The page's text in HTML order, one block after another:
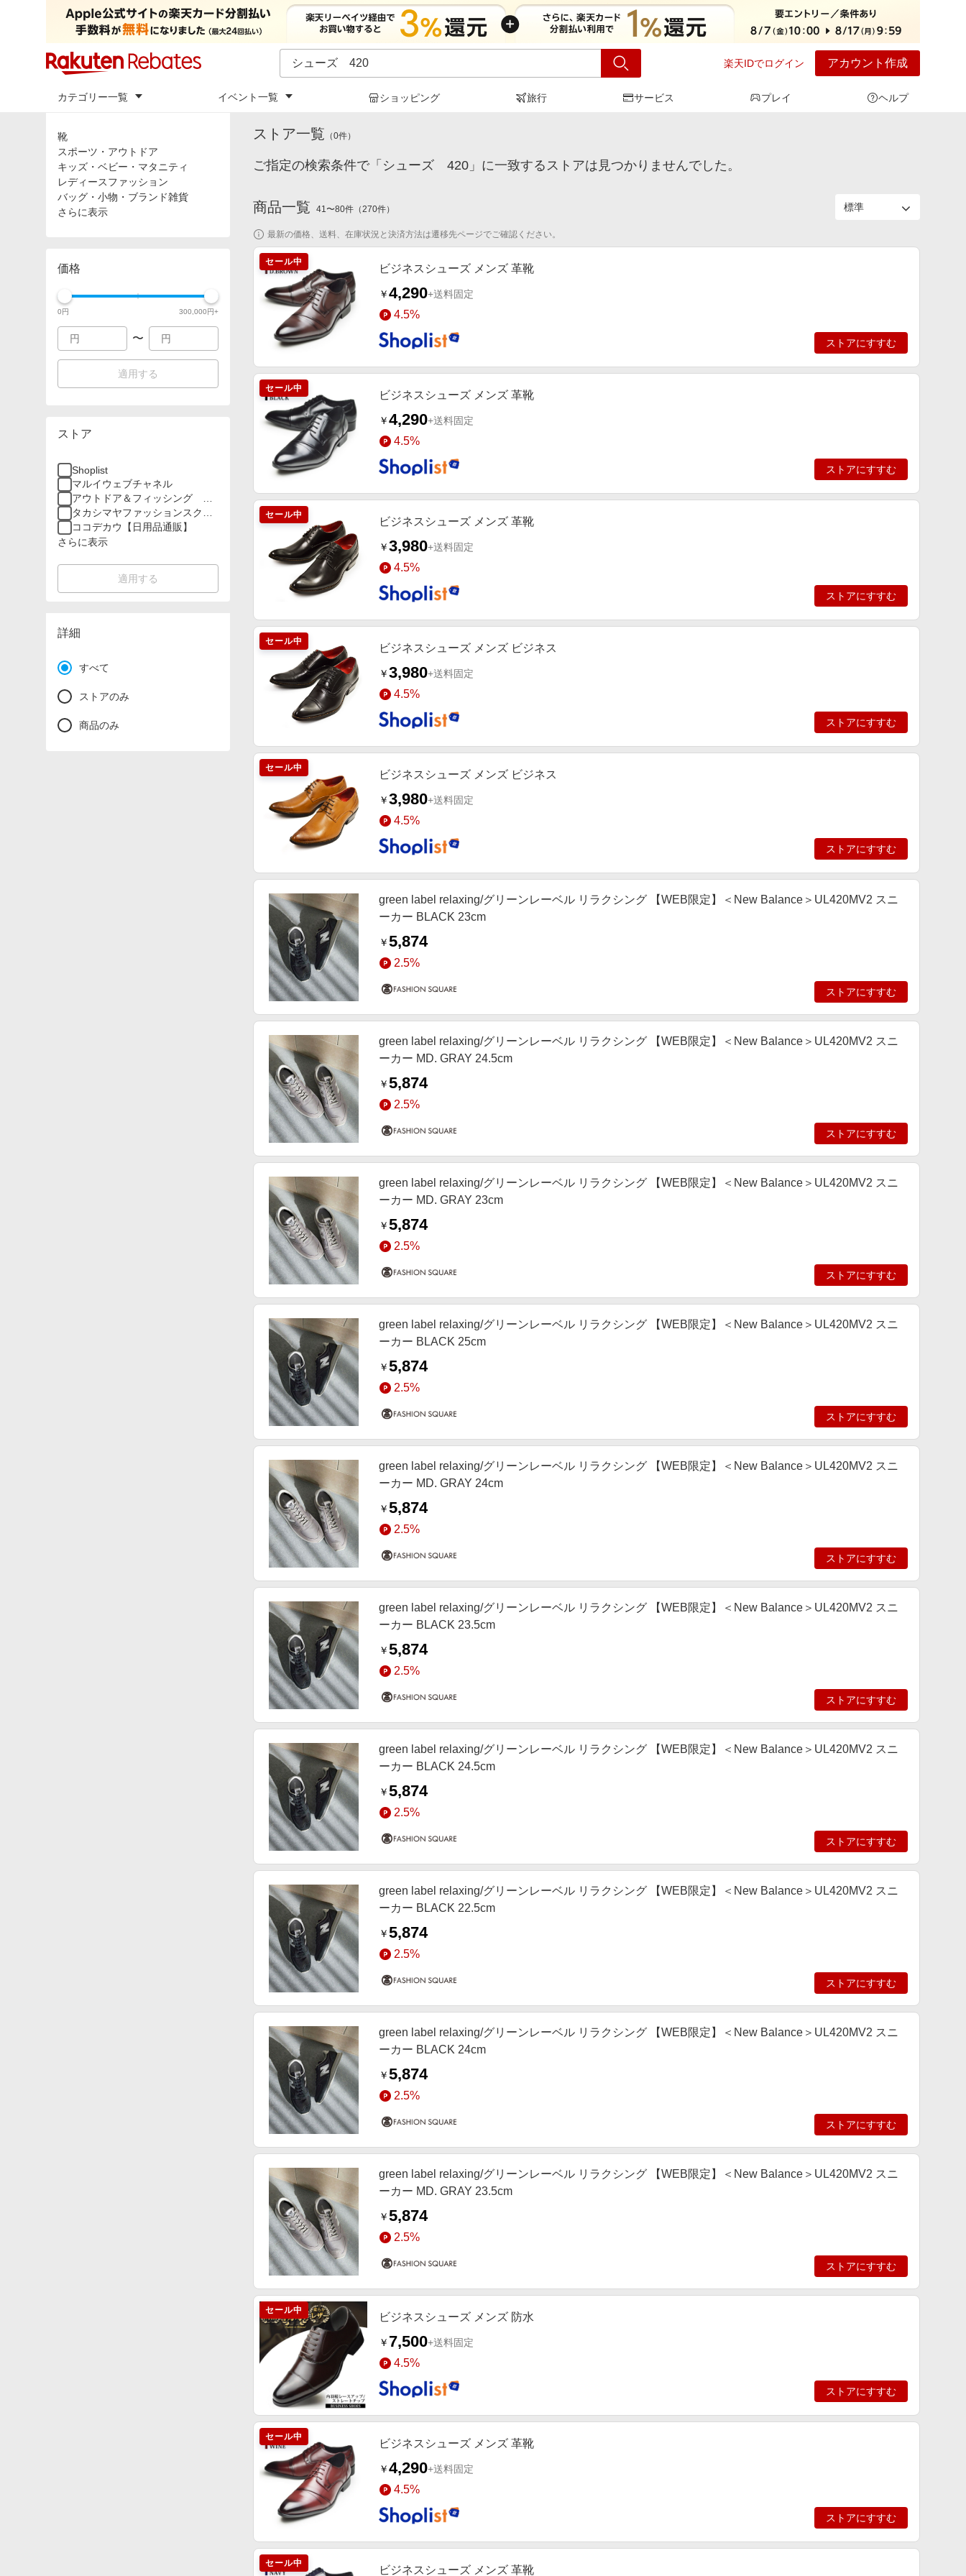
楽天IDでログイン アカウント作成
カテゴリー一覧 イベント一覧 ショッピング 旅行 サービス プレイ ヘルプ
カテゴリ
靴
スポーツ・アウトドア
キッズ・ベビー・マタニティ
レディースファッション
バッグ・小物・ブランド雑貨
さらに表示
価格
0円 300,000円+
〜
適用する
ストア
Shoplist
マルイウェブチャネル
アウトドア＆フィッシング ナ
チュラム
タカシマヤファッションスクエ
ア
ココデカウ【日用品通販】
さらに表示
適用する
詳細
すべて
ストアのみ
商品のみ
トップ 」の検索結果
ストア一覧 （0件）
ご指定の検索条件で「シューズ 420」に一致するストアは見つかりませんでした。
商品一覧 41〜80件 （270件）
最新の価格、送料、在庫状況と決済方法は遷移先ページでご確認ください。
セール中
ビジネスシューズ メンズ 革靴
￥4,290+送料固定
4.5%
ストアにすすむ
セール中
ビジネスシューズ メンズ 革靴
￥4,290+送料固定
4.5%
ストアにすすむ
セール中
ビジネスシューズ メンズ 革靴
￥3,980+送料固定
4.5%
ストアにすすむ
セール中
ビジネスシューズ メンズ ビジネス
￥3,980+送料固定
4.5%
ストアにすすむ
セール中
ビジネスシューズ メンズ ビジネス
￥3,980+送料固定
4.5%
ストアにすすむ
green label relaxing/グリーンレーベル リラクシング 【WEB限定】＜New Balance＞UL420MV2 スニ
ーカー BLACK 23cm
￥5,874
2.5%
ストアにすすむ
green label relaxing/グリーンレーベル リラクシング 【WEB限定】＜New Balance＞UL420MV2 スニ
ーカー MD. GRAY 24.5cm
￥5,874
2.5%
ストアにすすむ
green label relaxing/グリーンレーベル リラクシング 【WEB限定】＜New Balance＞UL420MV2 スニ
ーカー MD. GRAY 23cm
￥5,874
2.5%
ストアにすすむ
green label relaxing/グリーンレーベル リラクシング 【WEB限定】＜New Balance＞UL420MV2 スニ
ーカー BLACK 25cm
￥5,874
2.5%
ストアにすすむ
green label relaxing/グリーンレーベル リラクシング 【WEB限定】＜New Balance＞UL420MV2 スニ
ーカー MD. GRAY 24cm
￥5,874
2.5%
ストアにすすむ
green label relaxing/グリーンレーベル リラクシング 【WEB限定】＜New Balance＞UL420MV2 スニ
ーカー BLACK 23.5cm
￥5,874
2.5%
ストアにすすむ
green label relaxing/グリーンレーベル リラクシング 【WEB限定】＜New Balance＞UL420MV2 スニ
ーカー BLACK 24.5cm
￥5,874
2.5%
ストアにすすむ
green label relaxing/グリーンレーベル リラクシング 【WEB限定】＜New Balance＞UL420MV2 スニ
ーカー BLACK 22.5cm
￥5,874
2.5%
ストアにすすむ
green label relaxing/グリーンレーベル リラクシング 【WEB限定】＜New Balance＞UL420MV2 スニ
ーカー BLACK 24cm
￥5,874
2.5%
ストアにすすむ
green label relaxing/グリーンレーベル リラクシング 【WEB限定】＜New Balance＞UL420MV2 スニ
ーカー MD. GRAY 23.5cm
￥5,874
2.5%
ストアにすすむ
セール中
ビジネスシューズ メンズ 防水
￥ 7,500+送料固定
4.5%
ストアにすすむ
セール中
ビジネスシューズ メンズ 革靴
￥4,290+送料固定
4.5%
ストアにすすむ
セール中
ビジネスシューズ メンズ 革靴